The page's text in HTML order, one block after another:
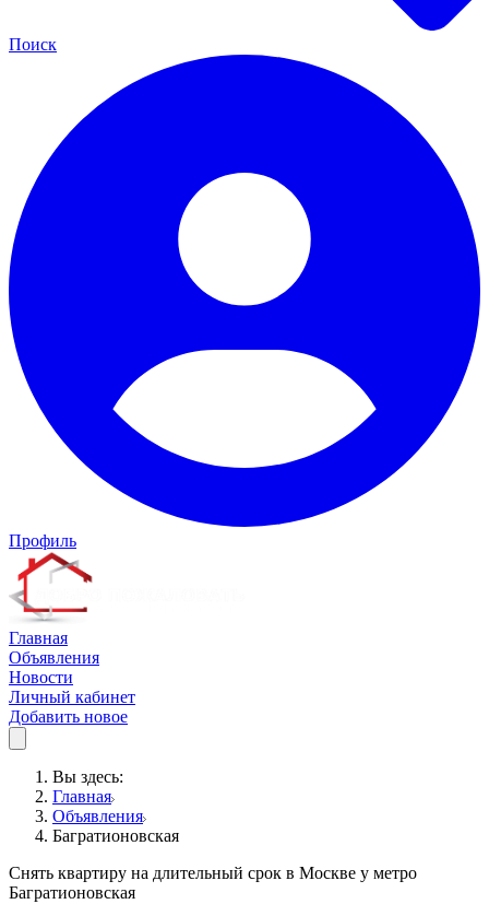
Поиск
Профиль
Главная
Объявления
Новости
Личный кабинет
Добавить новое
Вы здесь:
Главная
Объявления
Багратионовская
Снять квартиру на длительный срок в Москве у метро
Багратионовская